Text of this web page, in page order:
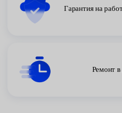
Гарантия на
Ремонт